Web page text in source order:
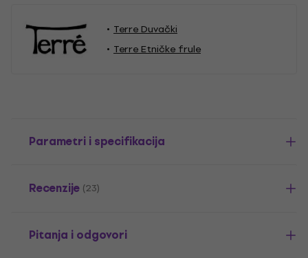
Terre Duvački
Terre Etničke frule
Parametri i specifikacija
Recenzije (23)
Pitanja i odgovori